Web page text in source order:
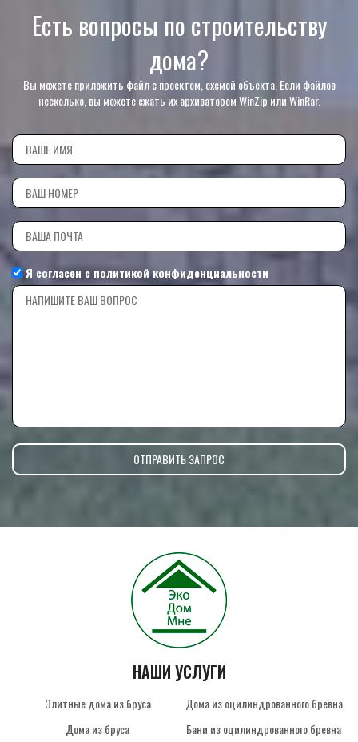
Есть вопросы по строительству
дома?
Вы можете приложить файл с проектом, схемой объекта. Если файлов
несколько, вы можете сжать их архиватором WinZip или WinRar.
Я согласен с политикой конфиденциальности
НАШИ УСЛУГИ
Элитные дома из бруса
Дома из бруса
Дома из оцилиндрованного бревна
Бани из оцилиндрованного бревна